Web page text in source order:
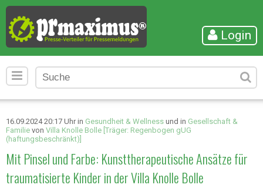
Login
16.09.2024 20:17 Uhr in Gesundheit & Wellness und in Gesellschaft &
Familie von Villa Knolle Bolle [Träger: Regenbogen gUG
(haftungsbeschränkt)]
Mit Pinsel und Farbe: Kunsttherapeutische Ansätze für
traumatisierte Kinder in der Villa Knolle Bolle